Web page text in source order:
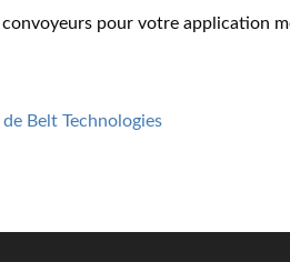
pour votre application
Belt Technologies